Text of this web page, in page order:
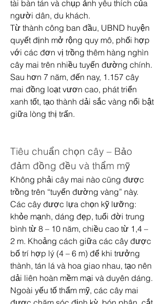
tài bàn tán và chụp ảnh yêu thích của
người dân, du khách.
Từ thành công ban đầu, UBND huyện
quyết định mở rộng quy mô, phối hợp
với các đơn vị trồng thêm hàng nghìn
cây mai trên nhiều tuyến đường chính.
Sau hơn 7 năm, đến nay, 1.157 cây
mai đồng loạt vươn cao, phát triển
xanh tốt, tạo thành dải sắc vàng nổi bật
giữa lòng thị trấn.
Tiêu chuẩn chọn cây – Bảo
đảm đồng đều và thẩm mỹ
Không phải cây mai nào cũng được
trồng trên “tuyến đường vàng” này.
Các cây được lựa chọn kỹ lưỡng:
khỏe mạnh, dáng đẹp, tuổi đời trung
bình từ 8 – 10 năm, chiều cao từ 1,4 –
2 m. Khoảng cách giữa các cây được
bố trí hợp lý (4 – 6 m) để khi trưởng
thành, tán lá và hoa giao nhau, tạo nên
dải liên hoàn mềm mại và duyên dáng.
Ngoài yếu tố thẩm mỹ, các cây mai